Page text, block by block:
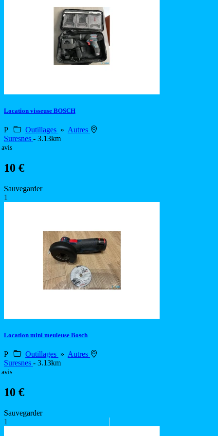
Location visseuse BOSCH
P Outillages » Autres
Suresnes - 3.13km
avis
10 €
Sauvegarder
1
Location mini meuleuse Bosch
P Outillages » Autres
Suresnes - 3.13km
avis
10 €
Sauvegarder
1